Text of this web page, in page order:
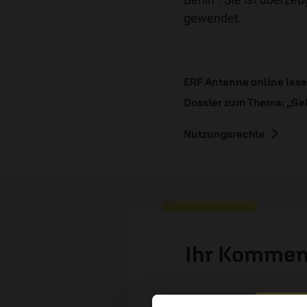
gewendet.
ERF Antenne online
Dossier zum Thema:
Nutzungsrechte
Ihr